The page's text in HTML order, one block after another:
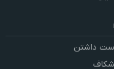
داشتن
شکاف